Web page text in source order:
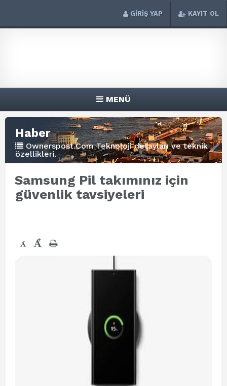
GİRİŞ YAP KAYIT OL
MENÜ
Haber
Ownerspost.Com Teknoloji detayları ve teknik
özellikleri.
Samsung Pil takımınız için
güvenlik tavsiyeleri
- +